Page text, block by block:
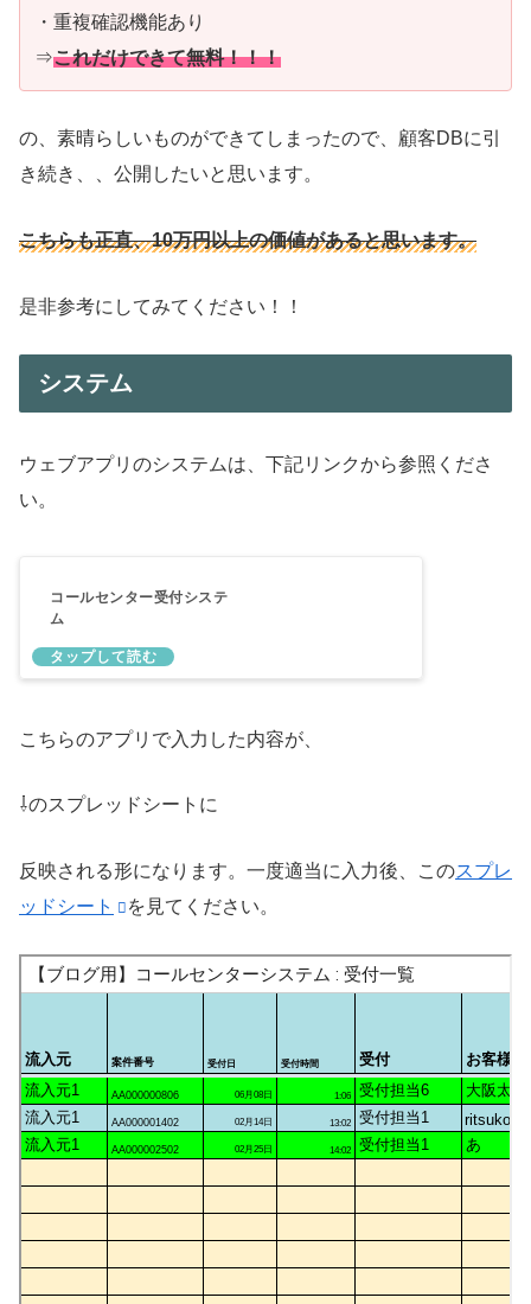
・重複確認機能あり
⇒これだけできて無料！！！
の、素晴らしいものができてしまったので、顧客DBに引
き続き、、公開したいと思います。
こちらも正直、10万円以上の価値があると思います。
是非参考にしてみてください！！
システム
ウェブアプリのシステムは、下記リンクから参照くださ
い。
コールセンター受付システ
ム
こちらのアプリで入力した内容が、
⇩のスプレッドシートに
反映される形になります。一度適当に入力後、このスプレ
ッドシート
を見てください。